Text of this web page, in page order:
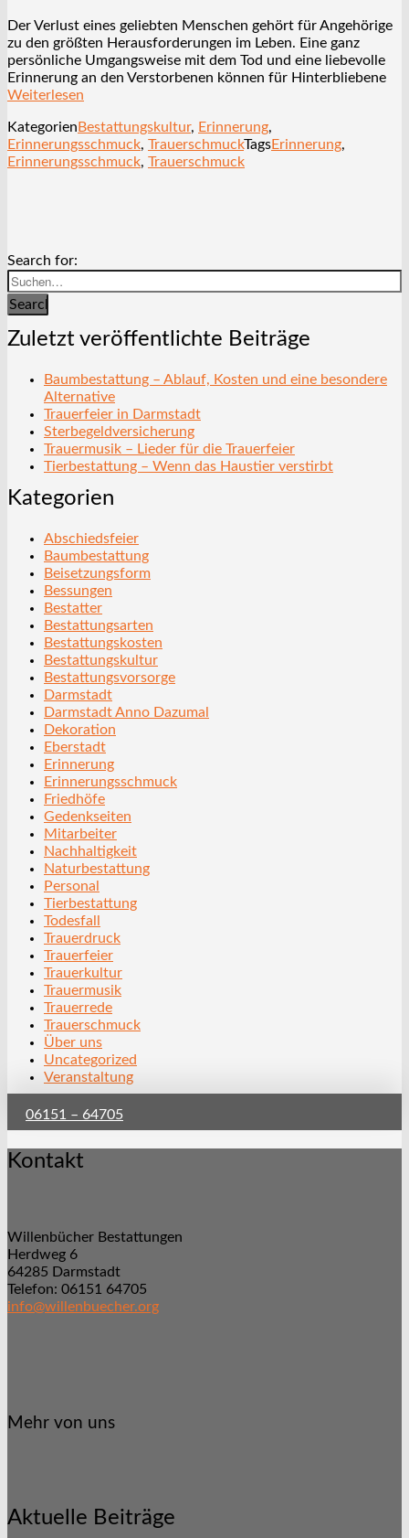
Der Verlust eines geliebten Menschen gehört für Angehörige
zu den größten Herausforderungen im Leben. Eine ganz
persönliche Umgangsweise mit dem Tod und eine liebevolle
Erinnerung an den Verstorbenen können für Hinterbliebene
Weiterlesen
Kategorien Bestattungskultur, Erinnerung,
Erinnerungsschmuck, TrauerschmuckTagsErinnerung,
Erinnerungsschmuck, Trauerschmuck
Search for:
Search
Zuletzt veröffentlichte Beiträge
Baumbestattung – Ablauf, Kosten und eine besondere
Alternative
Trauerfeier in Darmstadt
Sterbegeldversicherung
Trauermusik – Lieder für die Trauerfeier
Tierbestattung – Wenn das Haustier verstirbt
Kategorien
Abschiedsfeier
Baumbestattung
Beisetzungsform
Bessungen
Bestatter
Bestattungsarten
Bestattungskosten
Bestattungskultur
Bestattungsvorsorge
Darmstadt
Darmstadt Anno Dazumal
Dekoration
Eberstadt
Erinnerung
Erinnerungsschmuck
Friedhöfe
Gedenkseiten
Mitarbeiter
Nachhaltigkeit
Naturbestattung
Personal
Tierbestattung
Todesfall
Trauerdruck
Trauerfeier
Trauerkultur
Trauermusik
Trauerrede
Trauerschmuck
Über uns
Uncategorized
Veranstaltung
06151 – 64705
Kontakt
Willenbücher Bestattungen
Herdweg 6
64285 Darmstadt
Telefon: 06151 64705
info@willenbuecher.org
Mehr von uns
Aktuelle Beiträge